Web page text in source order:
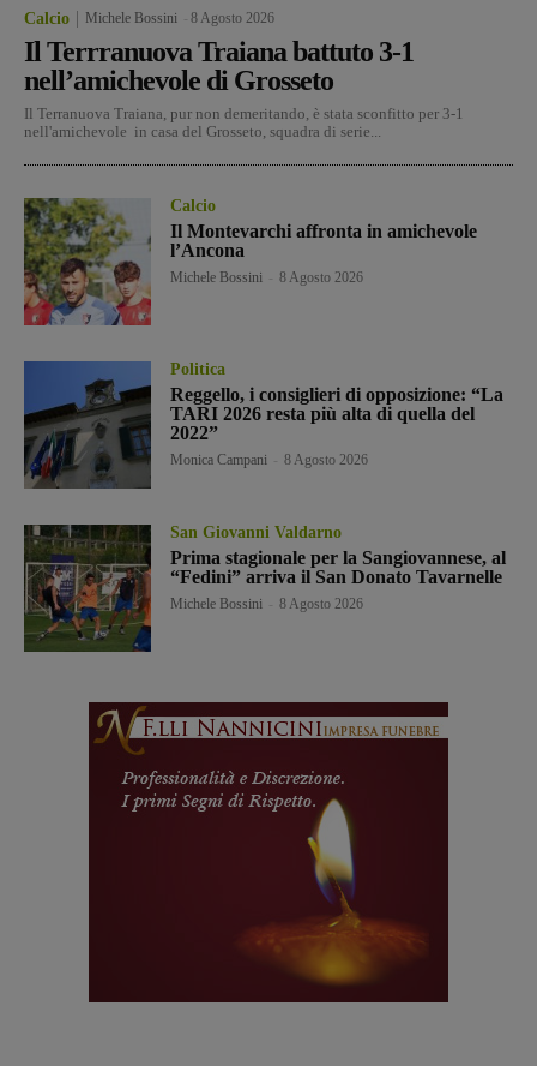
Calcio Michele Bossini 8 Agosto 2026
Il Terrranuova Traiana battuto 3-1
nell’amichevole di Grosseto
Il Terranuova Traiana, pur non demeritando, è stata sconfitto per 3-1
nell'amichevole in casa del Grosseto, squadra di serie...
Calcio
Il Montevarchi affronta in amichevole
l’Ancona
Michele Bossini 8 Agosto 2026
Politica
Reggello, i consiglieri di opposizione: “La
TARI 2026 resta più alta di quella del
2022”
Monica Campani 8 Agosto 2026
San Giovanni Valdarno
Prima stagionale per la Sangiovannese, al
“Fedini” arriva il San Donato Tavarnelle
Michele Bossini 8 Agosto 2026